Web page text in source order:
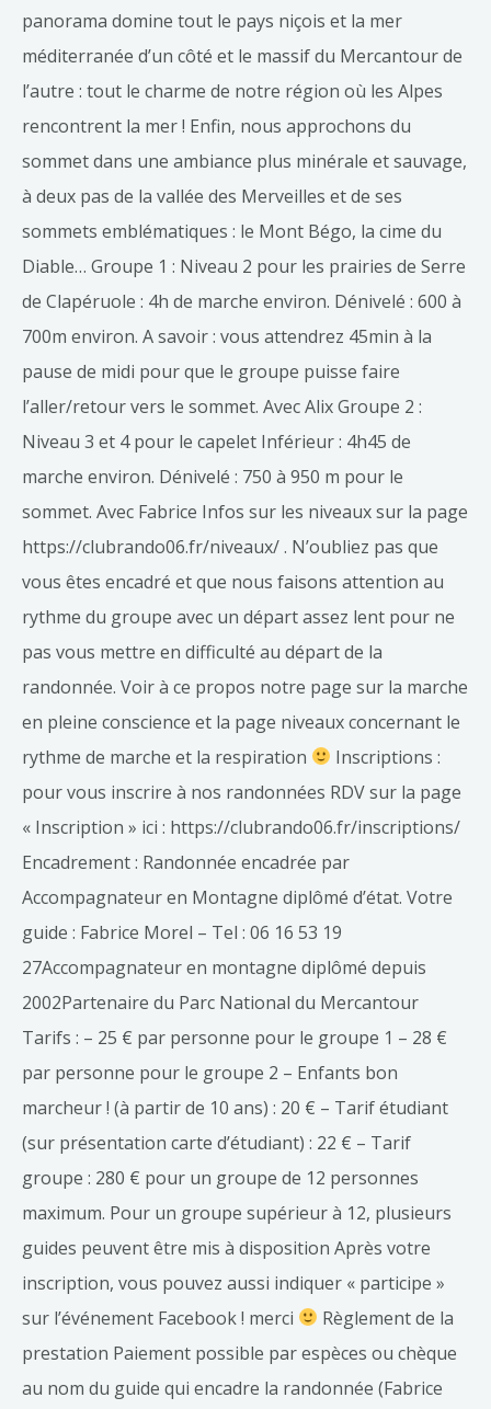
panorama domine tout le pays niçois et la mer
méditerranée d’un côté et le massif du Mercantour de
l’autre : tout le charme de notre région où les Alpes
rencontrent la mer ! Enfin, nous approchons du
sommet dans une ambiance plus minérale et sauvage,
à deux pas de la vallée des Merveilles et de ses
sommets emblématiques : le Mont Bégo, la cime du
Diable… Groupe 1 : Niveau 2 pour les prairies de Serre
de Clapéruole : 4h de marche environ. Dénivelé : 600 à
700m environ. A savoir : vous attendrez 45min à la
pause de midi pour que le groupe puisse faire
l’aller/retour vers le sommet. Avec Alix Groupe 2 :
Niveau 3 et 4 pour le capelet Inférieur : 4h45 de
marche environ. Dénivelé : 750 à 950 m pour le
sommet. Avec Fabrice Infos sur les niveaux sur la page
https://clubrando06.fr/niveaux/ . N’oubliez pas que
vous êtes encadré et que nous faisons attention au
rythme du groupe avec un départ assez lent pour ne
pas vous mettre en difficulté au départ de la
randonnée. Voir à ce propos notre page sur la marche
en pleine conscience et la page niveaux concernant le
rythme de marche et la respiration
Inscriptions :
pour vous inscrire à nos randonnées RDV sur la page
« Inscription » ici : https://clubrando06.fr/inscriptions/
Encadrement : Randonnée encadrée par
Accompagnateur en Montagne diplômé d’état. Votre
guide : Fabrice Morel – Tel : 06 16 53 19
27Accompagnateur en montagne diplômé depuis
2002Partenaire du Parc National du Mercantour
Tarifs : – 25 € par personne pour le groupe 1 – 28 €
par personne pour le groupe 2 – Enfants bon
marcheur ! (à partir de 10 ans) : 20 € – Tarif étudiant
(sur présentation carte d’étudiant) : 22 € – Tarif
groupe : 280 € pour un groupe de 12 personnes
maximum. Pour un groupe supérieur à 12, plusieurs
guides peuvent être mis à disposition Après votre
inscription, vous pouvez aussi indiquer « participe »
sur l’événement Facebook ! merci
Règlement de la
prestation Paiement possible par espèces ou chèque
au nom du guide qui encadre la randonnée (Fabrice